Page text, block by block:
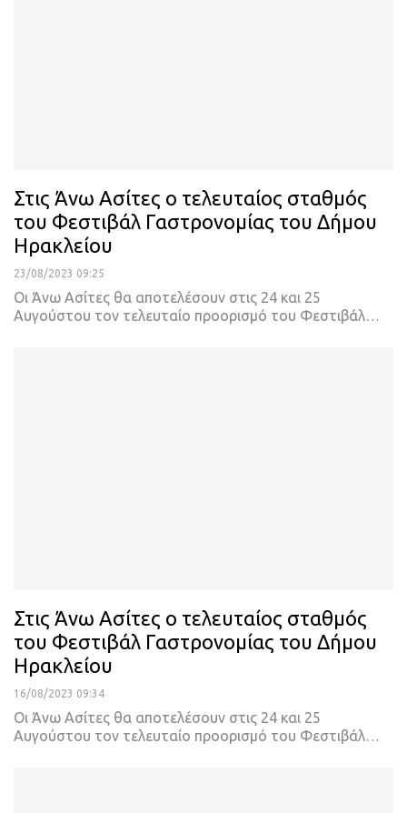
Στις Άνω Ασίτες o τελευταίος σταθμός
του Φεστιβάλ Γαστρονομίας του Δήμου
Ηρακλείου
23/08/2023 09:25
Οι Άνω Ασίτες θα αποτελέσουν στις 24 και 25
Αυγούστου τον τελευταίο προορισμό του Φεστιβάλ
Στις Άνω Ασίτες o τελευταίος σταθμός
του Φεστιβάλ Γαστρονομίας του Δήμου
Ηρακλείου
16/08/2023 09:34
Οι Άνω Ασίτες θα αποτελέσουν στις 24 και 25
Αυγούστου τον τελευταίο προορισμό του Φεστιβάλ…